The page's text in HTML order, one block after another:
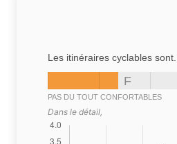
Les itinéraires cyclables sont...
F
PAS DU TOUT CONFORTABLES
Dans le détail,